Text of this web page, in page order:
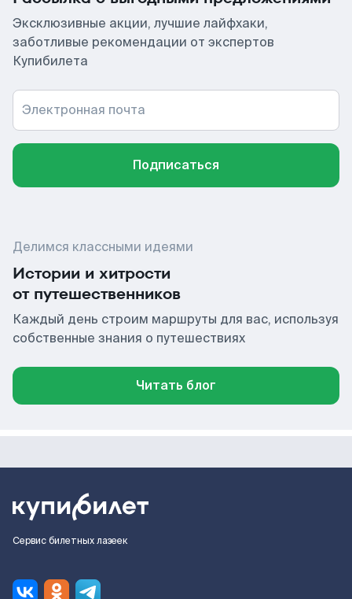
Эксклюзивные акции, лучшие лайфхаки,
заботливые рекомендации от экспертов
Купибилета
Электронная почта
Подписаться
Делимся классными идеями
Истории и хитрости
от путешественников
Каждый день строим маршруты для вас, используя
собственные знания о путешествиях
Читать блог
Сервис билетных лазеек